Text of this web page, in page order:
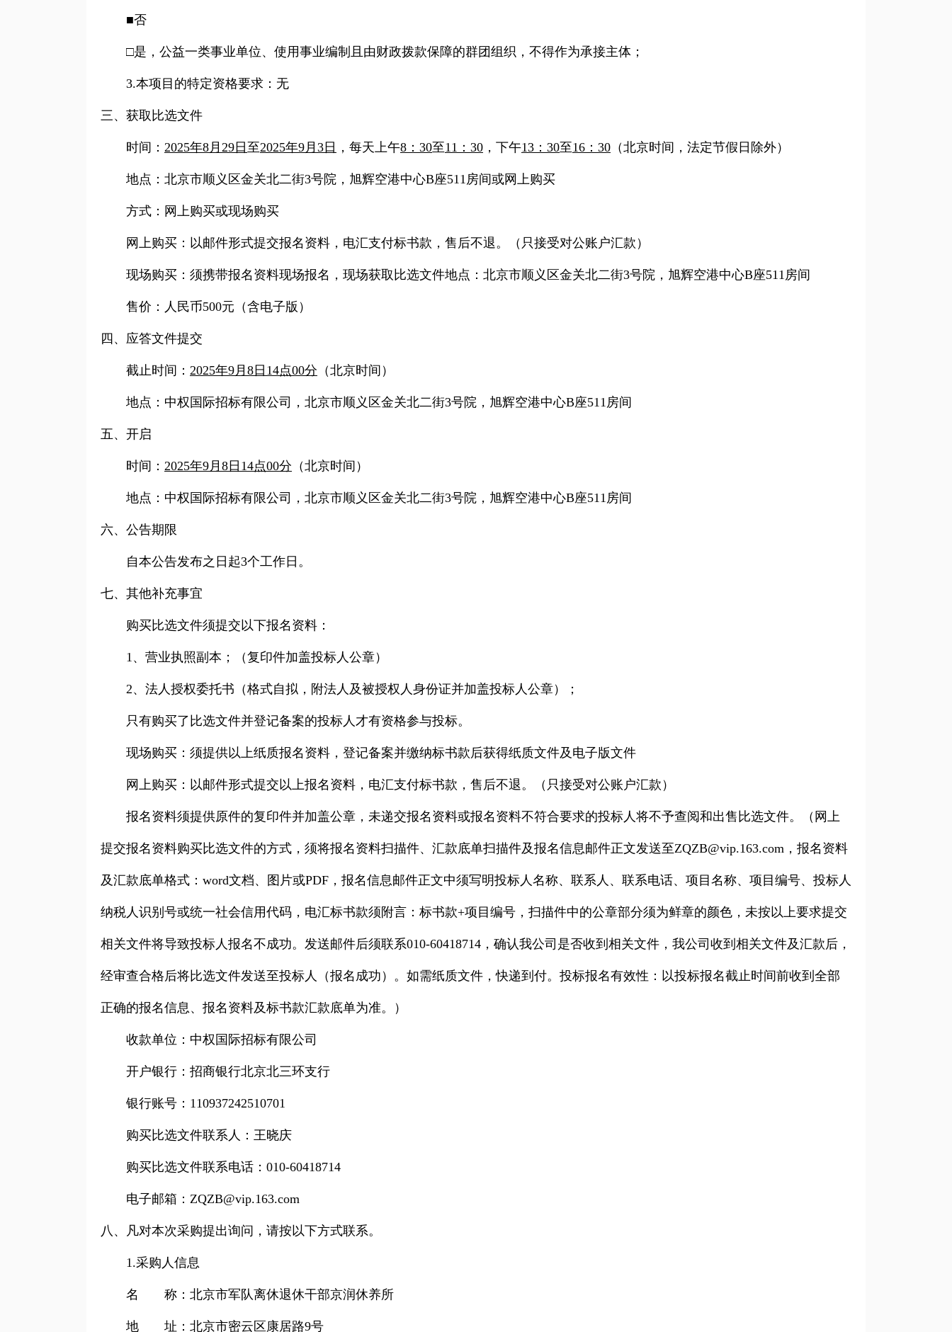
■否
□是，公益一类事业单位、使用事业编制且由财政拨款保障的群团组织，不得作为承接主体；
3.本项目的特定资格要求：无
三、获取 比选文件
时间： 2025年8月29日 至2025年9月3日 ，每天上午8：30至11：30 ，下午13：30至16：30 （北京时间，法定节假日除外）
地点： 北京市顺义区金关北二街3号院，旭辉空港中心B座511房间或网上购买
方式：网上购买或现场购买
网上购买：以邮件形式提交报名资料，电汇支付标书款，售后不退。（只接受对公账户汇款）
现场购买：须携带报名资料现场报名，现场获取比选文件地点： 北京市顺义区金关北二街3号院，旭辉空港中心B座511房间
售价：人民币500元（含电子版）
四、应答文件提交
截止时间： 2025年9月8日14点00分 （北京时间）
地点：中权国际招标有限公司，北京市顺义区金关北二街3号院，旭辉空港中心B座511房间
五、开启
时间： 2025年9月8日14点00分 （北京时间）
地点：中权国际招标有限公司，北京市顺义区金关北二街3号院，旭辉空港中心B座511房间
六、公告期限
自本公告发布之日起3个工作日。
七、其他补充事宜
购买比选文件须提交以下报名资料：
1、营业执照副本；（复印件加盖投标人公章）
2、法人授权委托书（格式自拟，附法人及被授权人身份证并加盖投标人公章）；
只有购买了比选文件并登记备案的投标人才有资格参与投标。
现场购买：须提供以上纸质报名资料，登记备案并缴纳标书款后获得纸质文件及电子版文件
网上购买： 以邮件形式提交以上报名资料，电汇支付标书款 ，售后不退。（只接受对公账户汇款）
报名资料须提供原件的复印件并加盖公章，未递交报名资料或报名资料不符合要求的投标人将不予查阅和出售比选文件。（网上
提交报名资料购买比选文件的方式，须将报名资料扫描件、汇款底单扫描件及报名信息邮件正文发送至ZQZB@vip.163.com，报名资料
及汇款底单格式：word文档、图片或PDF，报名信息邮件正文中须写明投标人名称、联系人、联系电话、项目名称、项目编号、投标人
纳税人识别号或统一社会信用代码，电汇标书款须附言：标书款+项目编号，扫描件中的公章部分须为鲜章的颜色，未按以上要求提交
相关文件将导致投标人报名不成功。发送邮件后须联系010-60418714，确认我公司是否收到相关文件，我公司收到相关文件及汇款后，
经审查合格后将比选文件发送至投标人（报名成功）。如需纸质文件，快递到付。投标报名有效性：以投标报名截止时间前收到全部
正确的报名信息、报名资料及标书款汇款底单为准。）
收款单位：中权国际招标有限公司
开户银行：招商银行北京北三环支行
银行账号：110937242510701
购买比选文件联系人： 王晓庆
购买比选文件联系电话： 010-60418714
电子邮箱： ZQZB@vip.163.com
八、凡对本次采购提出询问，请按以下方式联系。
1.采购人信息
名 称：北京市军队离休退休干部京润休养所
地 址：北京市密云区康居路9号